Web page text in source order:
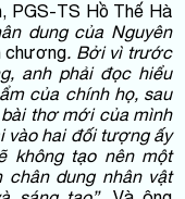
PGS-TS Hồ Thế Hà
dung của Nguyên
chương. Bởi vì trước
anh phải đọc hiểu
của chính họ, sau
thơ mới của mình
vào hai đối tượng ấy
không tạo nên một
chân dung nhân vật